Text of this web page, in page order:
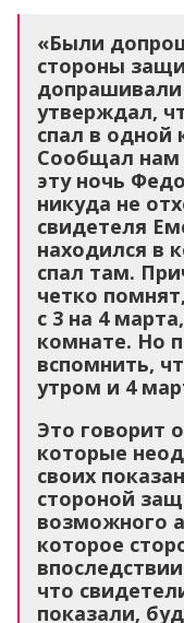
«Были
стороны
утверждал,
спал в одной
Сообщал нам
эту ночь
никуда не
свидетеля
находился в
спал там.
четко
с 3 на 4
комнате. Но
вспомнить,
утром и 4
Это говорит
которые
своих
стороной
возможного
которое
что
показали,